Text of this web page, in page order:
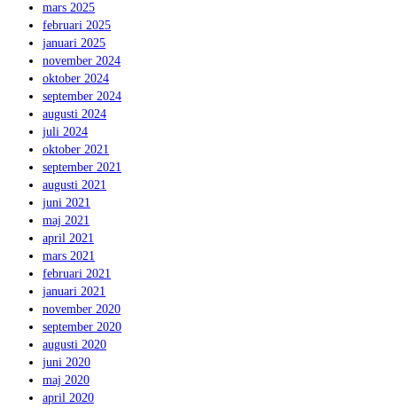
mars 2025
februari 2025
januari 2025
november 2024
oktober 2024
september 2024
augusti 2024
juli 2024
oktober 2021
september 2021
augusti 2021
juni 2021
maj 2021
april 2021
mars 2021
februari 2021
januari 2021
november 2020
september 2020
augusti 2020
juni 2020
maj 2020
april 2020